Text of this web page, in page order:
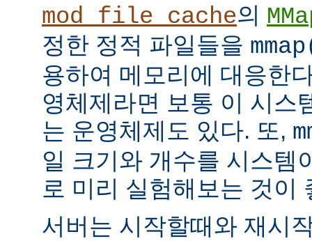
mod_file_cache의
정한 정적 파일들을
용하여 메모리에 대응한
영체제라면 보통 이 시스
는 운영체제도 있다. 또,
일 크기와 개수를 시스템
로 미리 실험해보는 것이
서버는 시작할때와 재시